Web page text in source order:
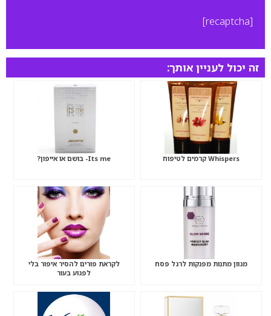
[recaptcha]
זה יכול לעניין אותך:
Whispers קרמים לטיפוח Its me- בושם או אייפון?
מגוון מתנות מפנקות לרגל פסח
לקראת פורים להסיר איפור בלי
לפגוע בעור